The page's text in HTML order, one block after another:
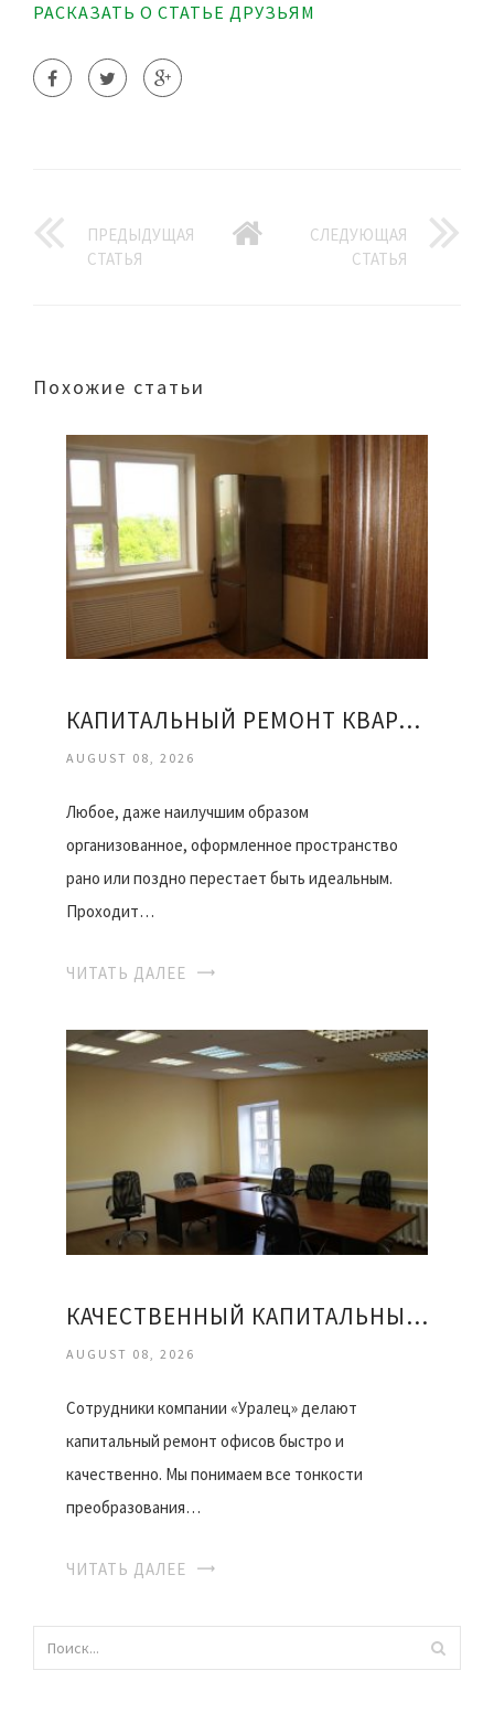
РАСКАЗАТЬ О СТАТЬЕ ДРУЗЬЯМ
ПРЕДЫДУЩАЯ
СТАТЬЯ
СЛЕДУЮЩАЯ
СТАТЬЯ
Похожие статьи
КАПИТАЛЬНЫЙ РЕМОНТ КВАРТИРЫ ОФИСА
AUGUST 08, 2026
Любое, даже наилучшим образом
организованное, оформленное пространство
рано или поздно перестает быть идеальным.
Проходит…
ЧИТАТЬ ДАЛЕЕ
КАЧЕСТВЕННЫЙ КАПИТАЛЬНЫЙ РЕМОНТ ОФИСОВ
AUGUST 08, 2026
Сотрудники компании «Уралец» делают
капитальный ремонт офисов быстро и
качественно. Мы понимаем все тонкости
преобразования…
ЧИТАТЬ ДАЛЕЕ